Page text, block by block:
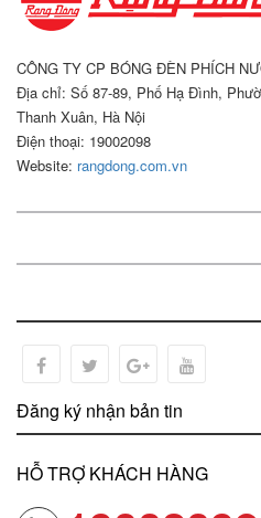
CÔNG TY CP BÓNG ĐÈN PHÍCH
Địa chỉ: Số 87-89, Phố Hạ Đình,
Thanh Xuân, Hà Nội
Điện thoại: 19002098
Website: rangdong.com.vn
Đăng ký nhận bản tin
HỖ TRỢ KHÁCH HÀNG